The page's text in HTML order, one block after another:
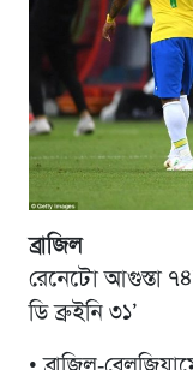
ব্রাজিল ১-
রেনেটো আগুস্তা
ডি ব্রুইনি ৩১’